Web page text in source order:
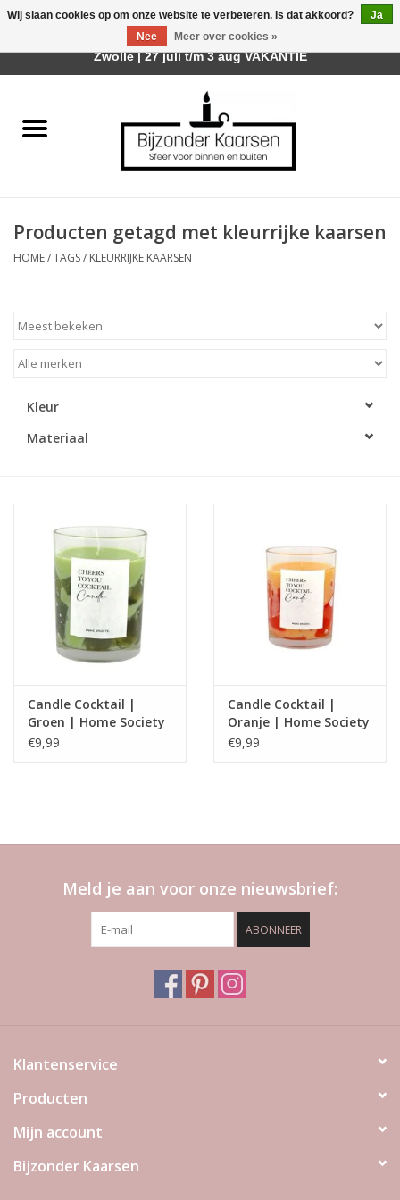
Räder Design Stories
Geurkaarsen
LED Kaarsen
Relatiegeschenken & Bedankjes
Huisparfums
Merken
Producten getagd met kleurrijke kaarsen
HOME/TAGS/ KLEURRIJKE KAARSEN
Kleur
Materiaal
Candle Cocktail |
Groen | Home Society
€9,99
Candle Cocktail |
Oranje | Home Society
€9,99
Meld je aan voor onze nieuwsbrief:
ABONNEER
Klantenservice
Producten
Mijn account
Bijzonder Kaarsen
Wij slaan cookies op om onze website te verbeteren. Is dat akkoord?
Ja
Nee
Meer over cookies »
Afhalen is mogelijk bij mijn winkel Trotz | Belvederelaan 107
Zwolle | 27 juli t/m 3 aug VAKANTIE